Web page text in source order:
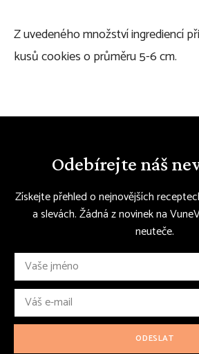
Z uvedeného množství ingrediencí
kusů cookies o průměru 5-6 cm.
Odebírejte náš
Získejte přehled o nejnovějších
a slevách. Žádná z novinek na
neuteče.